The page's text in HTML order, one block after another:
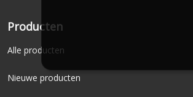
Producten
Alle producten
Nieuwe producten